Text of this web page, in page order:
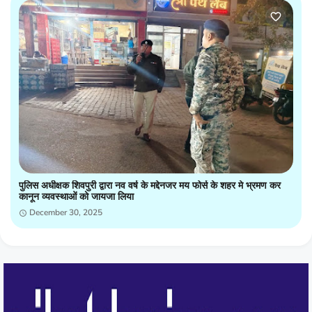
पुलिस अधीक्षक शिवपुरी द्वारा नव वर्ष के मद्देनजर मय फोर्स के शहर मे भ्रमण कर
कानून व्यवस्थाओं को जायजा लिया
December 30, 2025